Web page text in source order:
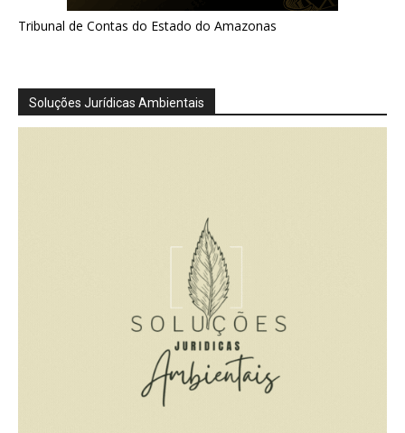
Tribunal de Contas do Estado do Amazonas
Soluções Jurídicas Ambientais